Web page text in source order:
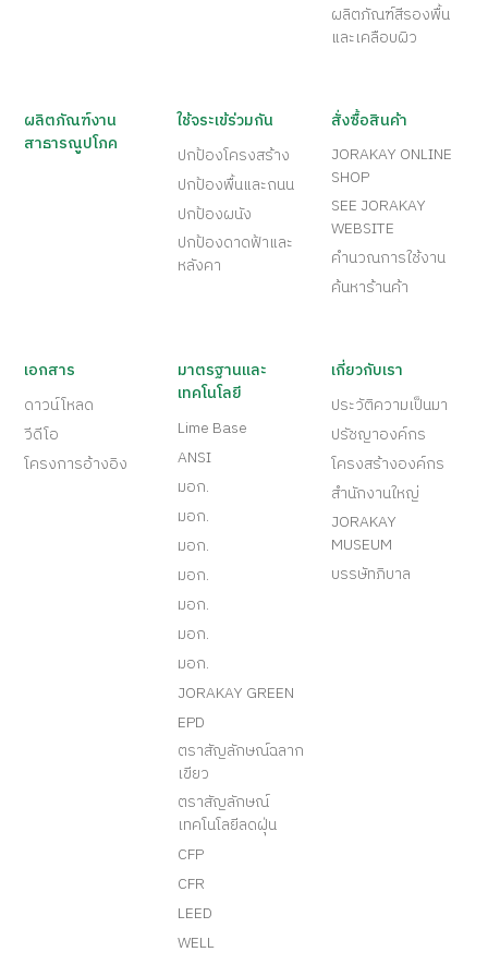
ผลิตภัณฑ์สีรองพื้น
และเคลือบผิว
ผลิตภัณฑ์งาน
สาธารณูปโภค
ใช้จระเข้ร่วมกัน
ปกป้องโครงสร้าง
ปกป้องพื้นและถนน
ปกป้องผนัง
ปกป้องดาดฟ้าและ
หลังคา
สั่งซื้อสินค้า
JORAKAY ONLINE
SHOP
SEE JORAKAY
WEBSITE
คำนวณการใช้งาน
ค้นหาร้านค้า
เอกสาร
ดาวน์โหลด
วีดีโอ
โครงการอ้างอิง
มาตรฐานและ
เทคโนโลยี
Lime Base
ANSI
มอก.
มอก.
มอก.
มอก.
มอก.
มอก.
มอก.
JORAKAY GREEN
EPD
ตราสัญลักษณ์ฉลาก
เขียว
ตราสัญลักษณ์
เทคโนโลยีลดฝุ่น
CFP
CFR
LEED
WELL
เกี่ยวกับเรา
ประวัติความเป็นมา
ปรัชญาองค์กร
โครงสร้างองค์กร
สำนักงานใหญ่
JORAKAY
MUSEUM
บรรษัทภิบาล